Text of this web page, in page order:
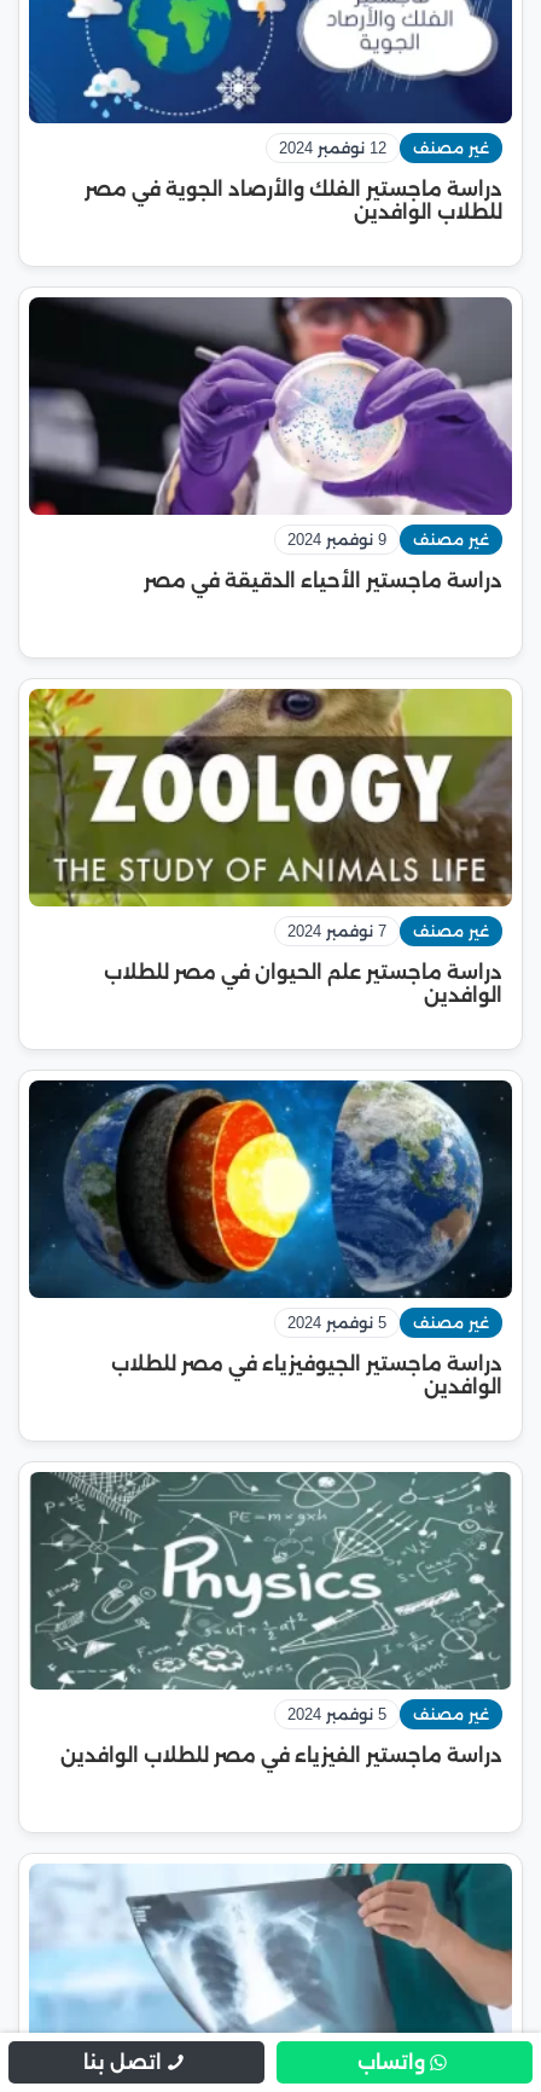
غير مصنف 12 نوفمبر 2024
دراسة ماجستير الفلك والأرصاد الجوية في مصر
للطلاب الوافدين
غير مصنف 9 نوفمبر 2024
دراسة ماجستير الأحياء الدقيقة في مصر
غير مصنف 7 نوفمبر 2024
دراسة ماجستير علم الحيوان في مصر للطلاب
الوافدين
غير مصنف 5 نوفمبر 2024
دراسة ماجستير الجيوفيزياء في مصر للطلاب
الوافدين
غير مصنف 5 نوفمبر 2024
دراسة ماجستير الفيزياء في مصر للطلاب الوافدين
واتساب اتصل بنا